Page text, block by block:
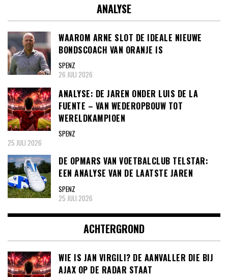
ANALYSE
WAAROM ARNE SLOT DE IDEALE NIEUWE
BONDSCOACH VAN ORANJE IS
SPENZ
26 JULI 2026
ANALYSE: DE JAREN ONDER LUIS DE LA
FUENTE – VAN WEDEROPBOUW TOT
WERELDKAMPIOEN
SPENZ
25 JULI 2026
DE OPMARS VAN VOETBALCLUB TELSTAR:
EEN ANALYSE VAN DE LAATSTE JAREN
SPENZ
25 JULI 2026
ACHTERGROND
WIE IS JAN VIRGILI? DE AANVALLER DIE BIJ
AJAX OP DE RADAR STAAT